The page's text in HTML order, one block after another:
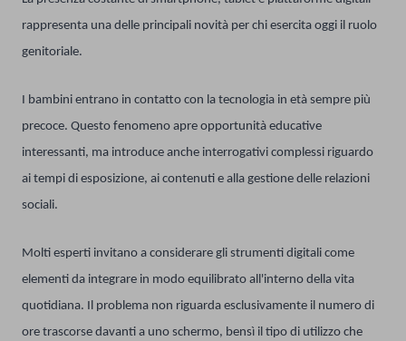
rappresenta una delle principali novità per chi esercita oggi il ruolo
genitoriale.
I bambini entrano in contatto con la tecnologia in età sempre più
precoce. Questo fenomeno apre opportunità educative
interessanti, ma introduce anche interrogativi complessi riguardo
ai tempi di esposizione, ai contenuti e alla gestione delle relazioni
sociali.
Molti esperti invitano a considerare gli strumenti digitali come
elementi da integrare in modo equilibrato all'interno della vita
quotidiana. Il problema non riguarda esclusivamente il numero di
ore trascorse davanti a uno schermo, bensì il tipo di utilizzo che